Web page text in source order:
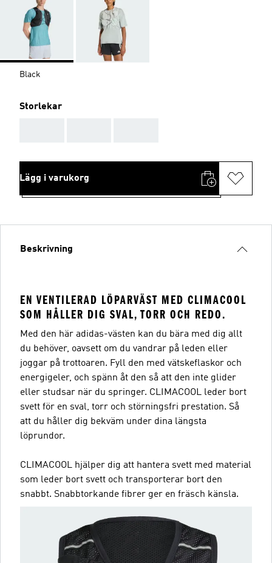
Black
Storlekar
Lägg i varukorg
Beskrivning
EN VENTILERAD LÖPARVÄST MED CLIMACOOL
SOM HÅLLER DIG SVAL, TORR OCH REDO.
Med den här adidas-västen kan du bära med dig allt
du behöver, oavsett om du vandrar på leden eller
joggar på trottoaren. Fyll den med vätskeflaskor och
energigeler, och spänn åt den så att den inte glider
eller studsar när du springer. CLIMACOOL leder bort
svett för en sval, torr och störningsfri prestation. Så
att du håller dig bekväm under dina längsta
löprundor.
CLIMACOOL hjälper dig att hantera svett med material
som leder bort svett och transporterar bort den
snabbt. Snabbtorkande fibrer ger en fräsch känsla.